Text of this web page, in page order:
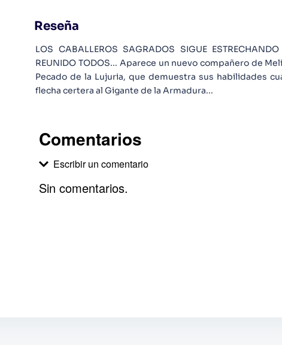
Reseña
LOS CABALLEROS SAGRADOS SIGUE
REUNIDO TODOS... Aparece un nuevo compañero de
Pecado de la Lujuria, que demuestra sus habilidades
flecha certera al Gigante de la Armadura...
Comentarios
Escribir un comentario
Sin comentarios.